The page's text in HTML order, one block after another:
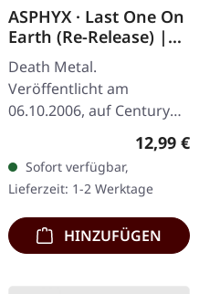
Preis:
ASPHYX · Last One On
Earth (Re-Release) |
CD
Death Metal.
Veröffentlicht am
06.10.2006, auf Century
Media Records. Re-
Release + 8 Bonustracks
("Crush The Cenotaph"-EP
and Demo)
Ursprünglich…
12,99 €
Sofort verfügbar,
Lieferzeit: 1-2 Werktage
HINZUFÜGEN